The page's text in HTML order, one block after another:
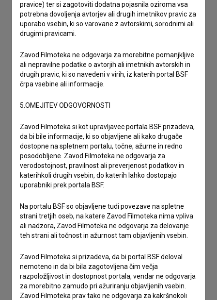
drugo
Sprejemamsplošne pogojein dajemsoglasjeza
pravice) ter si zagotoviti dodatna pojasnila oziroma vsa
potrebna dovoljenja avtorjev ali drugih imetnikov pravic za
uporabo vsebin, ki so varovane z avtorskimi, sorodnimi ali
drugimi pravicami.
Zavod Filmoteka ne odgovarja za morebitne pomanjkljive
ali nepravilne podatke o avtorjih ali imetnikih avtorskih in
drugih pravic, ki so navedeni v virih, iz katerih portal BSF
črpa vsebine ali informacije.
5.OMEJITEV ODGOVORNOSTI
Zavod Filmoteka si kot upravljavec portala BSF prizadeva,
da bi bile informacije, ki so objavljene ali kako drugače
dostopne na spletnem portalu, točne, ažurne in redno
posodobljene. Zavod Filmoteka ne odgovarja za
verodostojnost, pravilnost ali preverjenost podatkov in
katerihkoli drugih vsebin, do katerih lahko dostopajo
uporabniki prek portala BSF.
Na portalu BSF so objavljene tudi povezave na spletne
strani tretjih oseb, na katere Zavod Filmoteka nima vpliva
ali nadzora, Zavod Filmoteka ne odgovarja za delovanje
teh strani ali točnost in ažurnost tam objavljenih vsebin.
Zavod Filmoteka si prizadeva, da bi portal BSF deloval
nemoteno in da bi bila zagotovljena čim večja
razpoložljivost in dostopnost portala, vendar ne odgovarja
za morebitno zamudo pri ažuriranju objavljenih vsebin.
Zavod Filmoteka prav tako ne odgovarja za kakršnokoli